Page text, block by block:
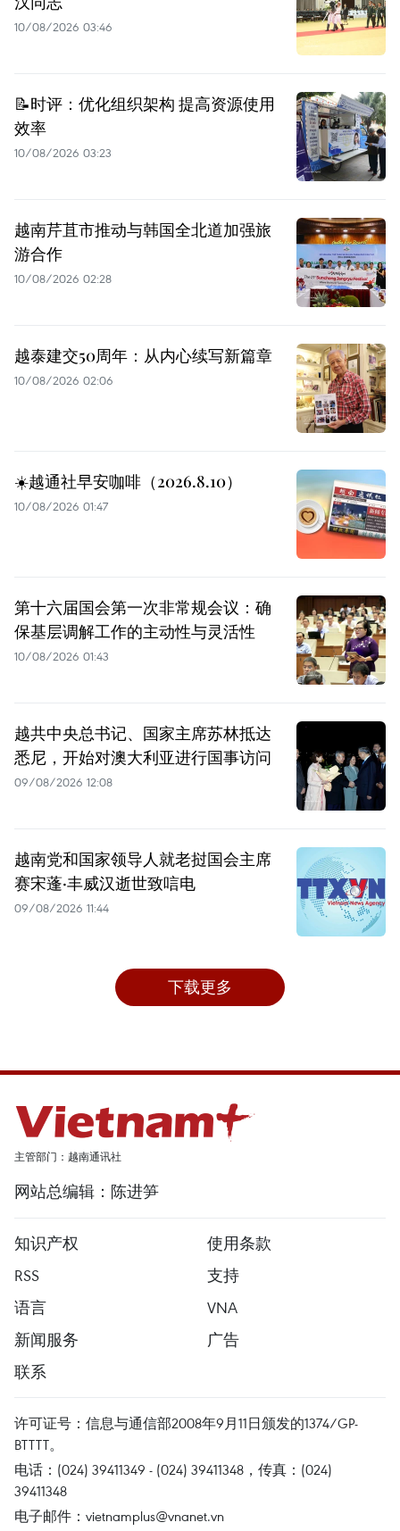
10/08/2026 03:46
📝时评：优化组织架构 提高资源使用
效率
10/08/2026 03:23
越南芹苴市推动与韩国全北道加强旅
游合作
10/08/2026 02:28
越泰建交50周年：从内心续写新篇章
10/08/2026 02:06
☀️越通社早安咖啡（2026.8.10）
10/08/2026 01:47
第十六届国会第一次非常规会议：确
保基层调解工作的主动性与灵活性
10/08/2026 01:43
越共中央总书记、国家主席苏林抵达
悉尼，开始对澳大利亚进行国事访问
09/08/2026 12:08
越南党和国家领导人就老挝国会主席
赛宋蓬·丰威汉逝世致唁电
09/08/2026 11:44
下载更多
主管部门：越南通讯社
网站总编辑：陈进笋
知识产权
使用条款
RSS
支持
语言
VNA
新闻服务
广告
联系
许可证号：信息与通信部2008年9月11日颁发的1374/GP-
BTTTT。
电话：(024) 39411349 - (024) 39411348，传真：(024)
39411348
电子邮件： vietnamplus@vnanet.vn